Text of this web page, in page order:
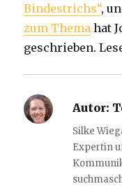
Bindestrichs“,
zum Thema hat
geschrieben.
Autor:
Silke
Expertin